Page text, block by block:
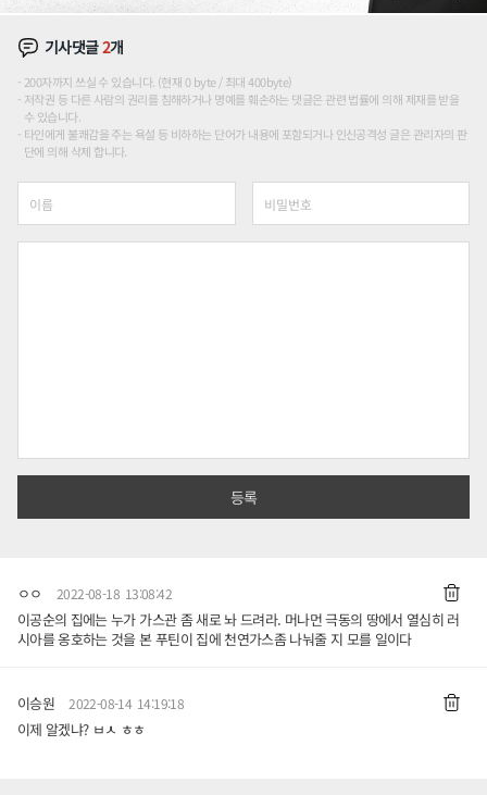
기사댓글2개
200자까지 쓰실 수 있습니다. (현재 0 byte / 최대 400byte)
저작권 등 다른 사람의 권리를 침해하거나 명예를 훼손하는 댓글은 관련 법률에 의해 제재를 받을
수 있습니다.
타인에게 불쾌감을 주는 욕설 등 비하하는 단어가 내용에 포함되거나 인신공격성 글은 관리자의 판
단에 의해 삭제 합니다.
ㅇㅇ 2022-08-18 13:08:42
이공순의 집에는 누가 가스관 좀 새로 놔 드려라. 머나먼 극동의 땅에서 열심히 러
시아를 옹호하는 것을 본 푸틴이 집에 천연가스좀 나눠줄 지 모를 일이다
이승원 2022-08-14 14:19:18
이제 알겠냐? ㅂㅅ ㅎㅎ